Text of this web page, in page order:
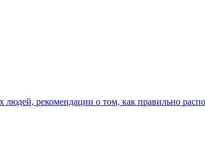
рекомендации о том, как правильно